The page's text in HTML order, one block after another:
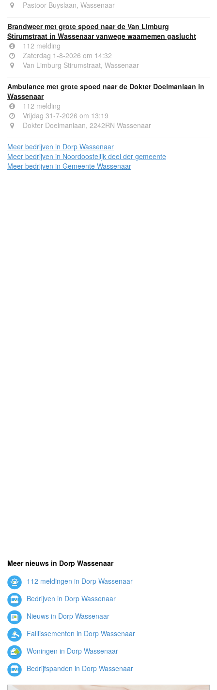
Pastoor Buyslaan, Wassenaar
Brandweer met grote spoed naar de Van Limburg
Stirumstraat in Wassenaar vanwege waarnemen gaslucht
112 melding
Zaterdag 1-8-2026 om 14:32
Van Limburg Stirumstraat, Wassenaar
Ambulance met grote spoed naar de Dokter Doelmanlaan in
Wassenaar
112 melding
Vrijdag 31-7-2026 om 13:19
Dokter Doelmanlaan, 2242RN Wassenaar
Meer bedrijven in Dorp Wassenaar
Meer bedrijven in Noordoostelijk deel der gemeente
Meer bedrijven in Gemeente Wassenaar
Meer nieuws in Dorp Wassenaar
112 meldingen in Dorp Wassenaar
Bedrijven in Dorp Wassenaar
Nieuws in Dorp Wassenaar
Faillissementen in Dorp Wassenaar
Woningen in Dorp Wassenaar
Bedrijfspanden in Dorp Wassenaar